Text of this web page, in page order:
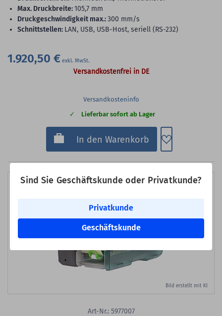
Sind Sie Geschäftskunde oder Privatkunde?
Privatkunde
Geschäftskunde
max. Druckbreite:105,7 mm
Druckgeschwindigkeit max.:300 mm/s
Schnittstellen: LAN, USB, USB-Host, seriell (RS-232)
1.920,50 €
Versandkostenfrei in DE
Versandkosteninfo
Lieferbar sofort ab Lager
In den Warenkorb Zum
Bild erstellt mit KI
Art-Nr.: 5977007